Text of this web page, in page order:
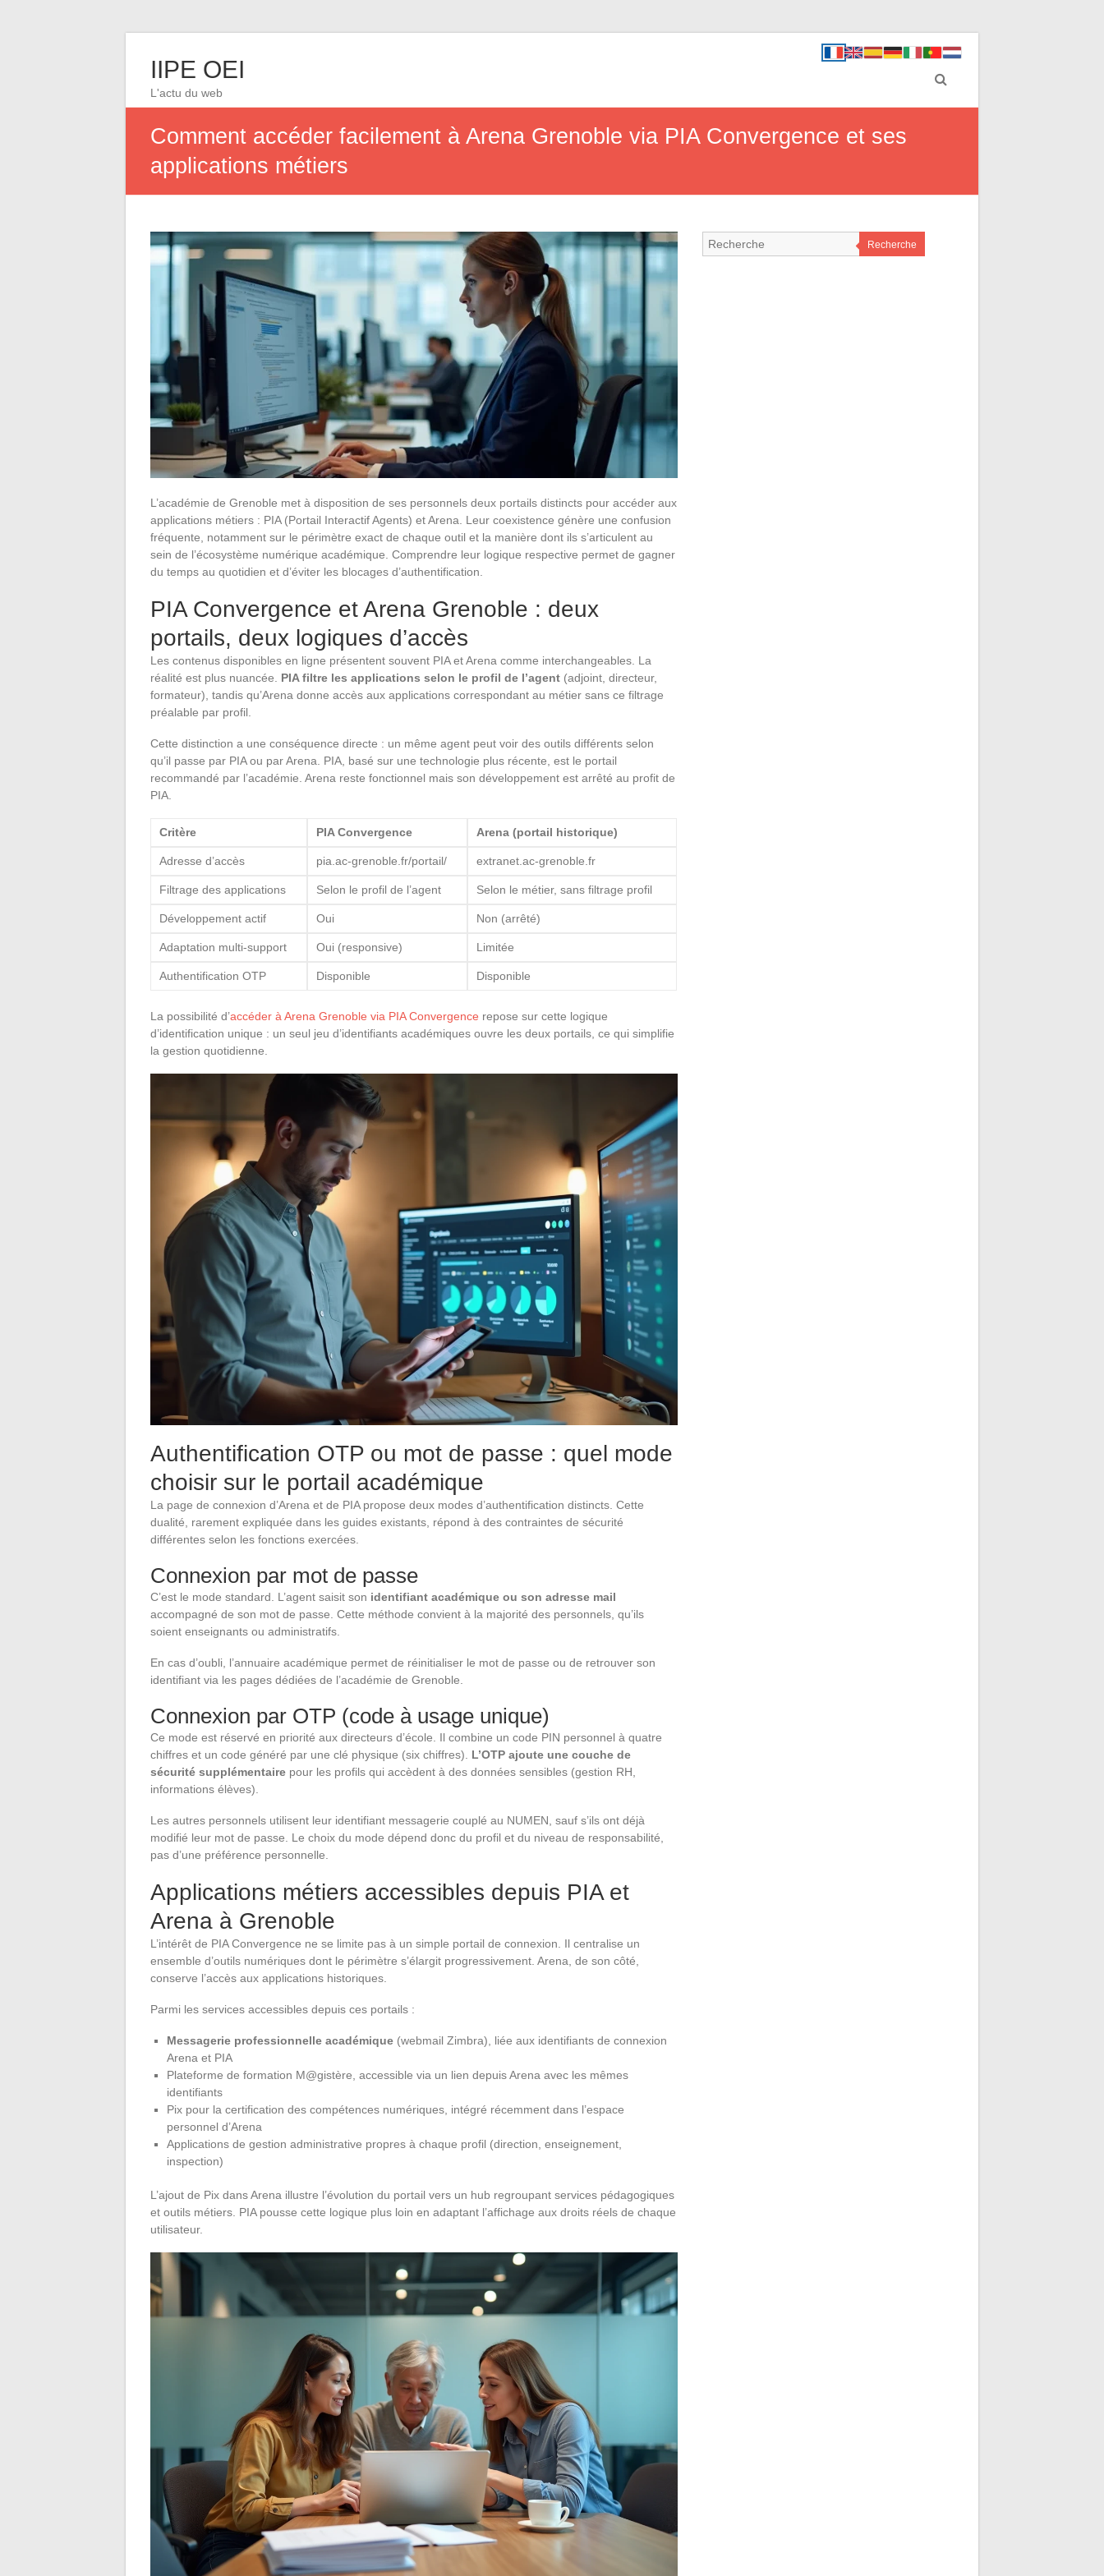
IIPE OEI
L'actu du web
Comment accéder facilement à Arena Grenoble via PIA Convergence et ses
applications métiers
L’académie de Grenoble met à disposition de ses personnels deux portails distincts pour accéder aux
applications métiers : PIA (Portail Interactif Agents) et Arena. Leur coexistence génère une confusion
fréquente, notamment sur le périmètre exact de chaque outil et la manière dont ils s’articulent au
sein de l’écosystème numérique académique. Comprendre leur logique respective permet de gagner
du temps au quotidien et d’éviter les blocages d’authentification.
PIA Convergence et Arena Grenoble : deux
portails, deux logiques d’accès
Les contenus disponibles en ligne présentent souvent PIA et Arena comme interchangeables. La
réalité est plus nuancée. PIA filtre les applications selon le profil de l’agent (adjoint, directeur,
formateur), tandis qu’Arena donne accès aux applications correspondant au métier sans ce filtrage
préalable par profil.
Cette distinction a une conséquence directe : un même agent peut voir des outils différents selon
qu’il passe par PIA ou par Arena. PIA, basé sur une technologie plus récente, est le portail
recommandé par l’académie. Arena reste fonctionnel mais son développement est arrêté au profit de
PIA.
Critère PIA Convergence Arena (portail historique)
Adresse d’accès pia.ac-grenoble.fr/portail/ extranet.ac-grenoble.fr
Filtrage des applications Selon le profil de l’agent Selon le métier, sans filtrage profil
Développement actif Oui Non (arrêté)
Adaptation multi-support Oui (responsive) Limitée
Authentification OTP Disponible Disponible
La possibilité d’accéder à Arena Grenoble via PIA Convergence repose sur cette logique
d’identification unique : un seul jeu d’identifiants académiques ouvre les deux portails, ce qui simplifie
la gestion quotidienne.
Authentification OTP ou mot de passe : quel mode
choisir sur le portail académique
La page de connexion d’Arena et de PIA propose deux modes d’authentification distincts. Cette
dualité, rarement expliquée dans les guides existants, répond à des contraintes de sécurité
différentes selon les fonctions exercées.
Connexion par mot de passe
C’est le mode standard. L’agent saisit son identifiant académique ou son adresse mail
accompagné de son mot de passe. Cette méthode convient à la majorité des personnels, qu’ils
soient enseignants ou administratifs.
En cas d’oubli, l’annuaire académique permet de réinitialiser le mot de passe ou de retrouver son
identifiant via les pages dédiées de l’académie de Grenoble.
Connexion par OTP (code à usage unique)
Ce mode est réservé en priorité aux directeurs d’école. Il combine un code PIN personnel à quatre
chiffres et un code généré par une clé physique (six chiffres). L’OTP ajoute une couche de
sécurité supplémentaire pour les profils qui accèdent à des données sensibles (gestion RH,
informations élèves).
Les autres personnels utilisent leur identifiant messagerie couplé au NUMEN, sauf s’ils ont déjà
modifié leur mot de passe. Le choix du mode dépend donc du profil et du niveau de responsabilité,
pas d’une préférence personnelle.
Applications métiers accessibles depuis PIA et
Arena à Grenoble
L’intérêt de PIA Convergence ne se limite pas à un simple portail de connexion. Il centralise un
ensemble d’outils numériques dont le périmètre s’élargit progressivement. Arena, de son côté,
conserve l’accès aux applications historiques.
Parmi les services accessibles depuis ces portails :
Messagerie professionnelle académique (webmail Zimbra), liée aux identifiants de connexion
Arena et PIA
Plateforme de formation M@gistère, accessible via un lien depuis Arena avec les mêmes
identifiants
Pix pour la certification des compétences numériques, intégré récemment dans l’espace
personnel d’Arena
Applications de gestion administrative propres à chaque profil (direction, enseignement,
inspection)
L’ajout de Pix dans Arena illustre l’évolution du portail vers un hub regroupant services pédagogiques
et outils métiers. PIA pousse cette logique plus loin en adaptant l’affichage aux droits réels de chaque
utilisateur.
Recherche